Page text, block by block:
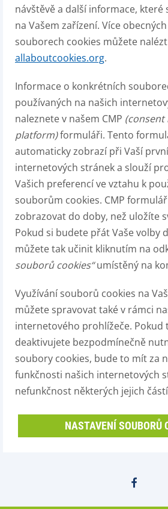
návštěvě a další informace, které
na Vašem zařízení. Více
souborech cookies můžete
allaboutcookies.org.
Informace o konkrétních
používaných na našich
naleznete v našem CMP (consent
platform)formuláři. Tento
automaticky zobrazí při Vaší
internetových stránek a slouží
Vašich preferencí ve vztahu k
souborům cookies. CMP
zobrazovat do doby, než uložíte
Pokud si budete přát Vaše volby
můžete tak učinit kliknutím na
souborů cookies“umístěný na
Využívání souborů cookies na
můžete spravovat také v rámci
internetového prohlížeče. Pokud
deaktivujete bezpodmínečně
soubory cookies, bude to mít za
funkčnosti našich internetových
nefunkčnost některých jejich
NASTAVENÍ SOUBORŮ